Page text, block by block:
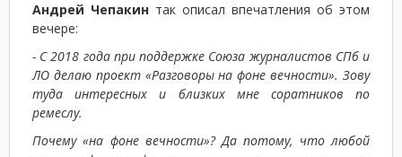
Андрей Чепакин так описал впечатления об этом
вечере:
- С 2018 года при поддержке Союза журналистов СПб и
ЛО делаю проект «Разговоры на фоне вечности». Зову
туда интересных и близких мне соратников по
ремеслу.
Почему «на фоне вечности»? Да потому, что любой